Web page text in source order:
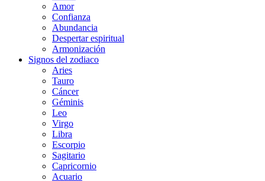
Amor
Confianza
Abundancia
Despertar espiritual
Armonización
Signos del zodiaco
Aries
Tauro
Cáncer
Géminis
Leo
Virgo
Libra
Escorpio
Sagitario
Capricornio
Acuario